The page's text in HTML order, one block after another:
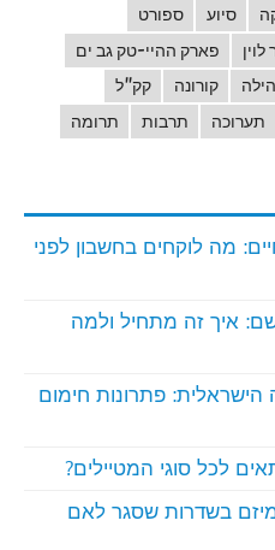
סיוע
ספורט
פארק ההיי-טק גב ים
קורונה
קק"ל
תערוכה תרבות תרומה
מה לוקחים בחשבון לפני
איך זה מתחיל ולמה
פתרונות חימום
לכל סוגי המטיילים?
שנה: המיזם בשדרות שסגר לאם